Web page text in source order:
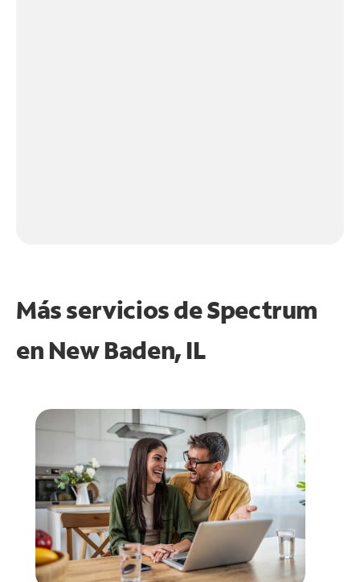
Más servicios de Spectrum
en New Baden, IL